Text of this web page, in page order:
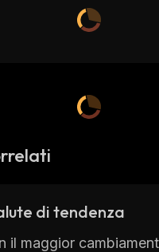
di tendenza
il maggior